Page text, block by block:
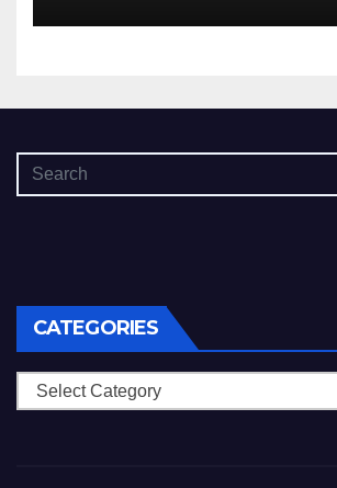
CATEGORIES
Categories